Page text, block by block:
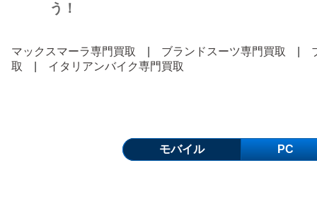
う！
マックスマーラ専門買取 ブランドスーツ専門買取
取
イタリアンバイク専門買取
モバイル PC